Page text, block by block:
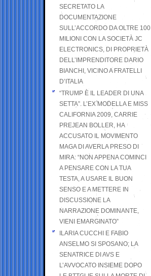
SECRETATO LA
DOCUMENTAZIONE
SULL’ACCORDO DA OLTRE 100
MILIONI CON LA SOCIETÀ JC
ELECTRONICS, DI PROPRIETÀ
DELL’IMPRENDITORE DARIO
BIANCHI, VICINO A FRATELLI
D’ITALIA
“TRUMP È IL LEADER DI UNA
SETTA”. L’EX MODELLA E MISS
CALIFORNIA 2009, CARRIE
PREJEAN BOLLER, HA
ACCUSATO IL MOVIMENTO
MAGA DI AVERLA PRESO DI
MIRA: “NON APPENA COMINCI
A PENSARE CON LA TUA
TESTA, A USARE IL BUON
SENSO E A METTERE IN
DISCUSSIONE LA
NARRAZIONE DOMINANTE,
VIENI EMARGINATO”
ILARIA CUCCHI E FABIO
ANSELMO SI SPOSANO; LA
SENATRICE DI AVS E
L’AVVOCATO INSIEME DOPO